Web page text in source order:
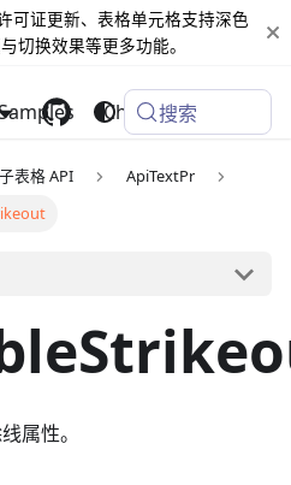
可证更新、表格单元格支持深色
切换效果等更多功能。
Changelog
搜索
表格 API
ApiTextPr
属性。